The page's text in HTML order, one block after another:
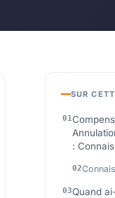
SUR
:
Quand